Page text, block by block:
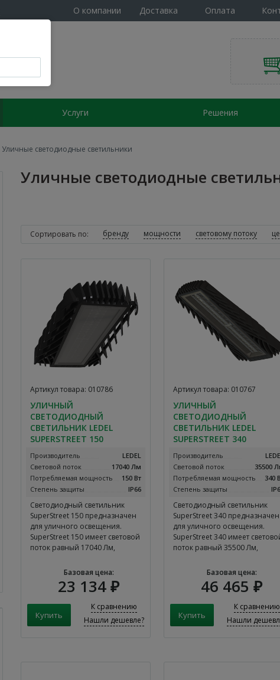
О компании Доставка Оплата
Услуги Решения
Уличные светодиодные светильники
Уличные светодиодные
Сортировать по: бренду мощности световому потоку
Артикул товара: 010786
УЛИЧНЫЙ
СВЕТОДИОДНЫЙ
СВЕТИЛЬНИК LEDEL
SUPERSTREET 150
Производитель
LEDEL
Световой поток
17040 Лм
Потребляемая мощность
150 Вт
Степень защиты
IP66
Светодиодный светильник
SuperStreet 150 предназначен
для уличного освещения.
SuperStreet 150 имеет световой
поток равный 17040 Лм,
составляет 150 Вт, а цветовая
температура равна 4000K-
5000K. Уличный светодиодный
150 имеет гарантийный срок
эксплуатации 5 лет.
Базовая цена:
23 134 ₽
К сравнению
Нашли дешевле?
Артикул товара: 010767
УЛИЧНЫЙ
СВЕТОДИОДНЫЙ
СВЕТИЛЬНИК LEDEL
SUPERSTREET 340
Производитель
Световой поток
35500
Потребляемая мощность
340
Степень защиты
Светодиодный светильник
SuperStreet 340 предназначен
для уличного освещения.
SuperStreet 340 имеет
поток равный 35500 Лм,
составляет 340 Вт, а цветовая
температура равна 4000K-
5000K. Уличный светодиодный
340 имеет гарантийный срок
эксплуатации 5 лет.
Базовая цена:
46 465 ₽
К сравнению
Нашли